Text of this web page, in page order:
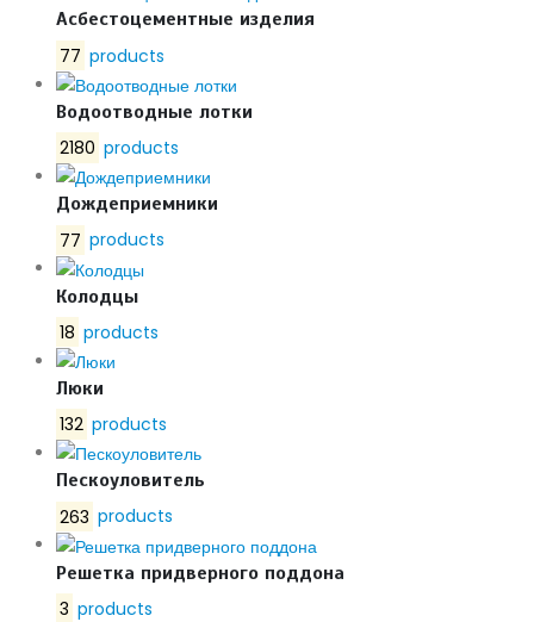
Асбестоцементные изделия
77 products
Водоотводные лотки
2180 products
Дождеприемники
77 products
Колодцы
18 products
Люки
132 products
Пескоуловитель
263 products
Решетка придверного поддона
3 products